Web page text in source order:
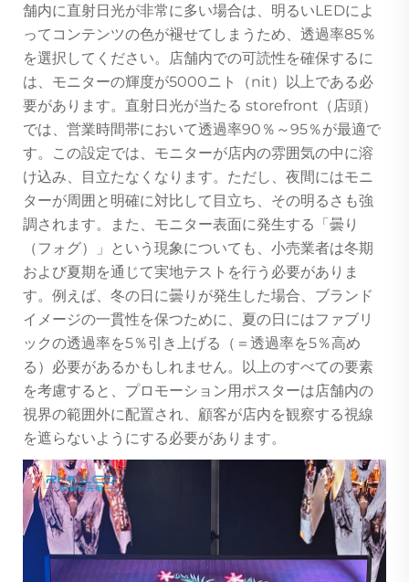
舗内に直射日光が非常に多い場合は、明るいLEDによ
ってコンテンツの色が褪せてしまうため、透過率85％
を選択してください。店舗内での可読性を確保するに
は、モニターの輝度が5000ニト（nit）以上である必
要があります。直射日光が当たる storefront（店頭）
では、営業時間帯において透過率90％～95％が最適で
す。この設定では、モニターが店内の雰囲気の中に溶
け込み、目立たなくなります。ただし、夜間にはモニ
ターが周囲と明確に対比して目立ち、その明るさも強
調されます。また、モニター表面に発生する「曇り
（フォグ）」という現象についても、小売業者は冬期
および夏期を通じて実地テストを行う必要がありま
す。例えば、冬の日に曇りが発生した場合、ブランド
イメージの一貫性を保つために、夏の日にはファブリ
ックの透過率を5％引き上げる（＝透過率を5％高め
る）必要があるかもしれません。以上のすべての要素
を考慮すると、プロモーション用ポスターは店舗内の
視界の範囲外に配置され、顧客が店内を観察する視線
を遮らないようにする必要があります。